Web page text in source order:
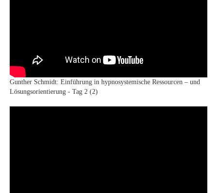
Gunther Schmidt: Einführung in hypnosystemische Ressourcen – und
Lösungsorientierung - Tag 2 (2)